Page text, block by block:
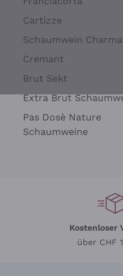
Cartizze
Schaumwein
Cremant
Brut Sekt
Extra Brut
Pas Dosè Nature
Schaumweine
Kostenloser
über CHF